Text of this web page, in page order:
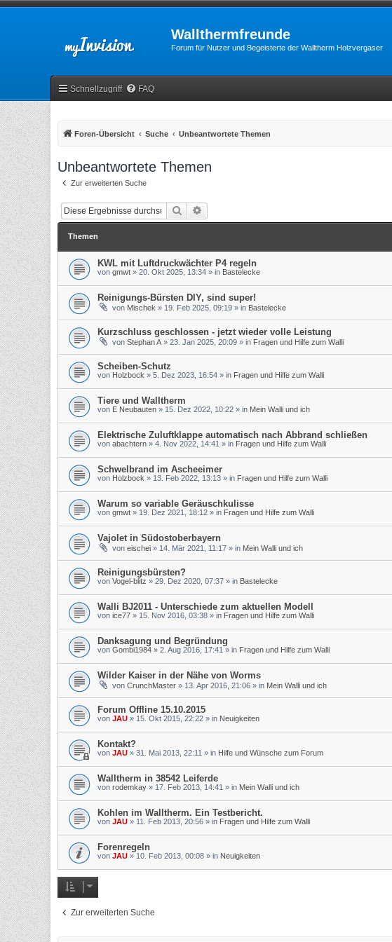
Wallthermfreunde
Forum für Nutzer und Begeisterte der Walltherm Holzvergaser
Schnellzugriff FAQ
Foren-Übersicht Suche Unbeantwortete Themen
Unbeantwortete Themen
Zur erweiterten Suche
Suche
Themen
KWL mit Luftdruckwächter P4 regeln
von gmwt » 20. Okt 2025, 13:34 » in Bastelecke
Reinigungs-Bürsten DIY, sind super!
von Mischek » 19. Feb 2025, 09:19 » in Bastelecke
Kurzschluss geschlossen - jetzt wieder volle Leistung
von Stephan A » 23. Jan 2025, 20:09 » in Fragen und Hilfe zum Walli
Scheiben-Schutz
von Holzbock » 5. Dez 2023, 16:54 » in Fragen und Hilfe zum Walli
Tiere und Walltherm
von E Neubauten » 15. Dez 2022, 10:22 » in Mein Walli und ich
Elektrische Zuluftklappe automatisch nach Abbrand schließen
von abachtern » 4. Nov 2022, 14:41 » in Fragen und Hilfe zum Walli
Schwelbrand im Ascheeimer
von Holzbock » 13. Feb 2022, 13:13 » in Fragen und Hilfe zum Walli
Warum so variable Geräuschkulisse
von gmwt » 19. Dez 2021, 18:12 » in Fragen und Hilfe zum Walli
Vajolet in Südostoberbayern
von eischei » 14. Mär 2021, 11:17 » in Mein Walli und ich
Reinigungsbürsten?
von Vogel-blitz » 29. Dez 2020, 07:37 » in Bastelecke
Walli BJ2011 - Unterschiede zum aktuellen Modell
von ice77 » 15. Nov 2016, 03:38 » in Fragen und Hilfe zum Walli
Danksagung und Begründung
von Gombi1984 » 2. Aug 2016, 17:41 » in Fragen und Hilfe zum Walli
Wilder Kaiser in der Nähe von Worms
von CrunchMaster » 13. Apr 2016, 21:06 » in Mein Walli und ich
Forum Offline 15.10.2015
von JAU » 15. Okt 2015, 22:22 » in Neuigkeiten
Kontakt?
von JAU » 31. Mai 2013, 22:11 » in Hilfe und Wünsche zum Forum
Walltherm in 38542 Leiferde
von rodemkay » 17. Feb 2013, 14:41 » in Mein Walli und ich
Kohlen im Walltherm. Ein Testbericht.
von JAU » 11. Feb 2013, 20:56 » in Fragen und Hilfe zum Walli
Forenregeln
von JAU » 10. Feb 2013, 00:08 » in Neuigkeiten
Zur erweiterten Suche